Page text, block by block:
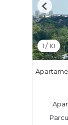
1 /10
Previous